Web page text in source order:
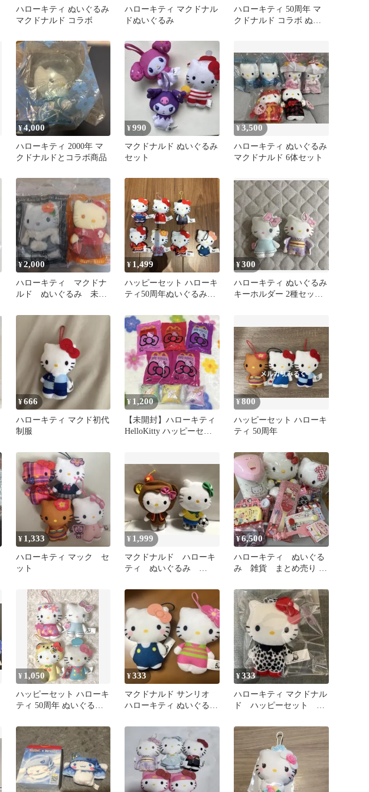
ハローキティ ぬいぐるみ
マクドナルド コラボ
ハローキティ マクドナル
ドぬいぐるみ
ハローキティ 50周年 マ
クドナルド コラボ ぬい
¥4,000
ハローキティ 2000年 マ
クドナルドとコラボ商品
¥990
マクドナルド ぬいぐるみ
セット
¥3,500
ハローキティ ぬいぐるみ
マクドナルド 6体セット
¥2,000
ハローキティ マクドナ
ルド ぬいぐるみ 未開
¥ 1,499
ハッピーセット ハローキ
ティ50周年ぬいぐるみマ
¥300
ハローキティ ぬいぐるみ
キーホルダー 2種セット
¥666
ハローキティ マクド初代
制服
¥ 1,200
【未開封】ハローキティ
HelloKitty ハッピーセッ
¥800
ハッピーセット ハローキ
ティ 50周年
¥ 1,333
ハローキティ マック セ
ット
¥ 1,999
マクドナルド ハローキ
ティ ぬいぐるみ
¥6,500
ハローキティ ぬいぐる
み 雑貨 まとめ売り 15
¥ 1,050
ハッピーセット ハローキ
ティ 50周年 ぬいぐるみ 4
¥333
マクドナルド サンリオ
ハローキティ ぬいぐるみ
¥333
ハローキティ マクドナル
ド ハッピーセット ダ